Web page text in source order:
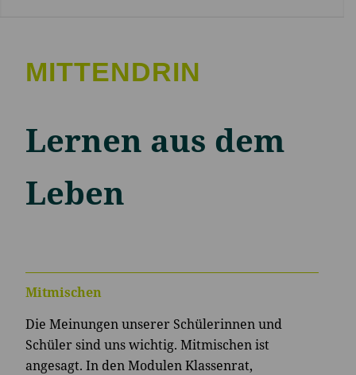
MITTENDRIN
Lernen aus dem
Leben
Mitmischen
Die Meinungen unserer Schülerinnen und
Schüler sind uns wichtig. Mitmischen ist
angesagt. In den Modulen Klassenrat,